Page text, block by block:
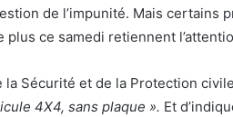
de l’impunité. Mais certains
ce samedi retiennent
Sécurité et de la Protection
4X4, sans plaque ». Et